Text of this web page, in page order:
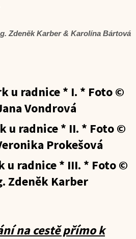
Zdeněk Karber & Karolína Bártová
u radnice * I. * Foto ©
Vondrová
u radnice * II. * Foto ©
Prokešová
u radnice * III. * Foto ©
Zdeněk Karber
na cestě přímo k